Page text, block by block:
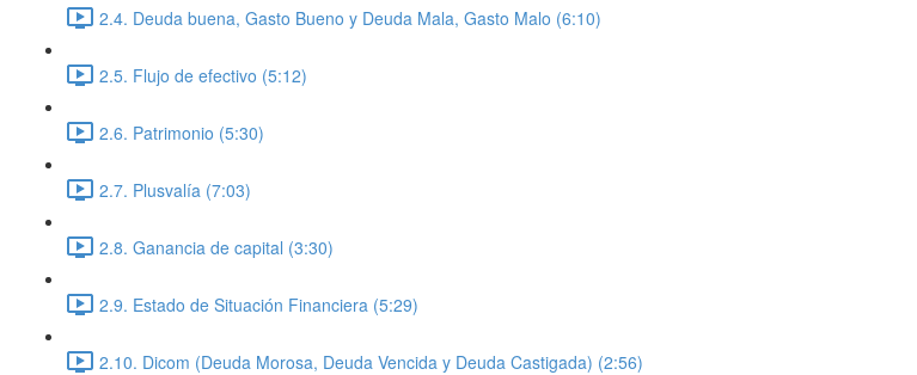
2.4. Deuda buena, Gasto Bueno y Deuda Mala, Gasto Malo (6:10)
2.5. Flujo de efectivo (5:12)
2.6. Patrimonio (5:30)
2.7. Plusvalía (7:03)
2.8. Ganancia de capital (3:30)
2.9. Estado de Situación Financiera (5:29)
2.10. Dicom (Deuda Morosa, Deuda Vencida y Deuda Castigada) (2:56)